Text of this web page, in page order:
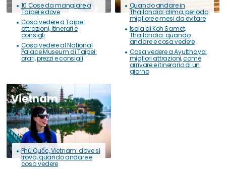
10 Cose da mangiare a
Taipei e dove
Cosa vedere a Taipei:
attrazioni, itinerari e
consigli
Cosa vedere al National
Palace Museum di Taipei:
orari, prezzi e consigli
Quando andare in
Thailandia: clima, periodo
migliore e mesi da evitare
Isola di Koh Samet,
Thailandia: quando
andare e cosa vedere
Cosa vedere a Ayutthaya:
migliori attrazioni, come
arrivare e itinerario di un
giorno
Vietnam
Phú Quốc, Vietnam: dove si
trova, quando andare e
cosa vedere